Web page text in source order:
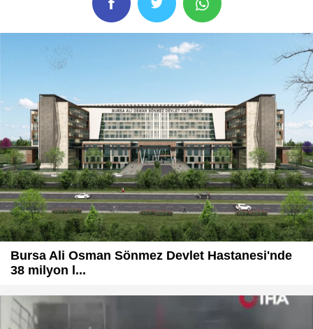
Bursa Ali Osman Sönmez Devlet Hastanesi'nde
38 milyon l...